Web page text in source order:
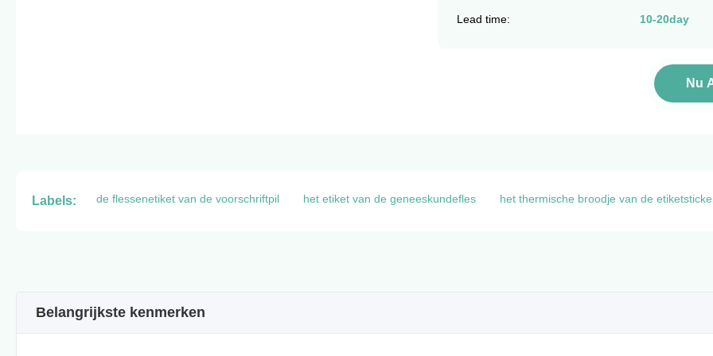
Lead time: 10-20day
Nu
Labels: de flessenetiket van de voorschriftpil het etiket van de geneeskundefles het thermische broodje van de
Belangrijkste kenmerken